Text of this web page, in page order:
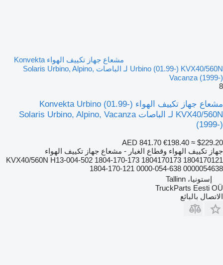
مشعاع جهاز تكييف الهواء Konvekta
Urbino (01.99-) KVX40/560N لـ الباصات Solaris Urbino, Alpino,
Vacanza (1999-)
8
مشعاع جهاز تكييف الهواء Konvekta Urbino (01.99-)
KVX40/560N لـ الباصات Solaris Urbino, Alpino, Vacanza
(1999-)
AED 841.70 €198.40 ≈ $229.20
جهاز تكييف الهواء وقطاع الغيار - مشعاع جهاز تكييف الهواء
KVX40/560N H13-004-502 1804-170-173 1804170173 1804170121
1804-170-121 0000-054-638 0000054638
إستونيا، Tallinn
TruckParts Eesti OÜ
الاتصال بالبائع